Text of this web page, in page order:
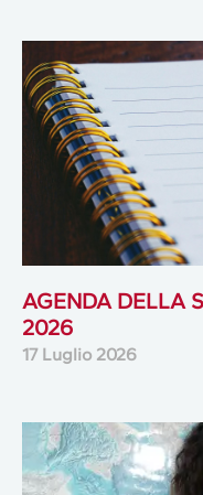
AGENDA DELLA
2026
17 Luglio 2026